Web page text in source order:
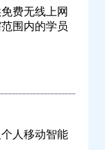
费无线上网
围内的学员
人移动智能